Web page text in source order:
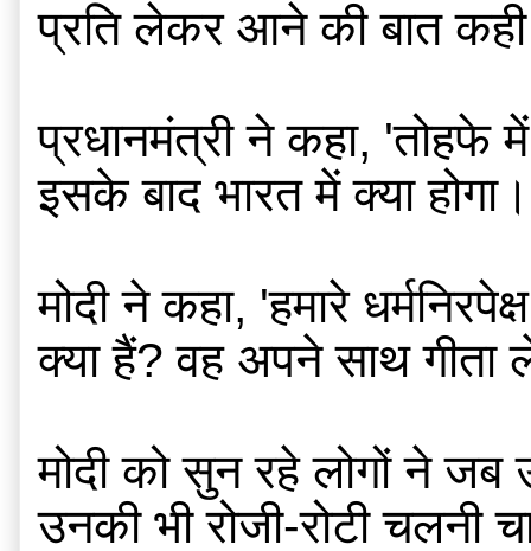
प्रति लेकर आने की बात
प्रधानमंत्री ने कहा, 'तोहफे
इसके बाद भारत में क्या
मोदी ने कहा, 'हमारे
क्या हैं? वह अपने साथ गीता
मोदी को सुन रहे लोगों ने जब
उनकी भी रोजी-रोटी चलनी